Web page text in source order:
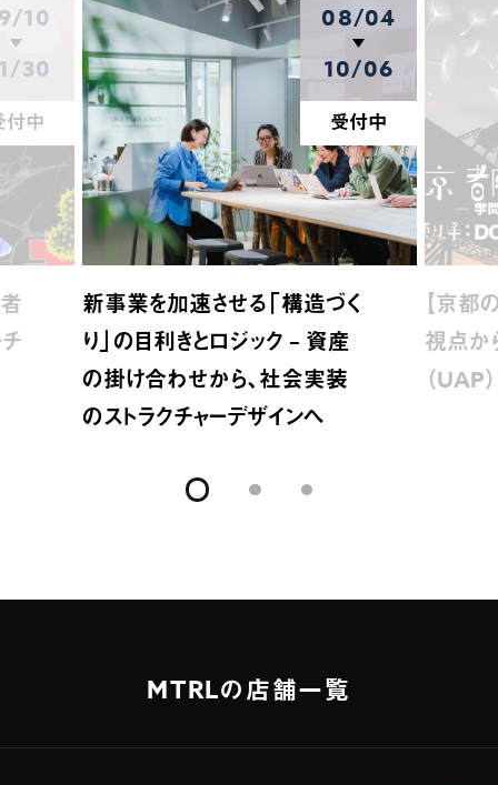
10
30
付中
08/04
10/06
受付中
新事業を加速させる「構造づく
り」の目利きとロジック – 資産
の掛け合わせから、社会実装
のストラクチャーデザインへ
【京都
視点か
（UAP
MTRLの店舗一覧